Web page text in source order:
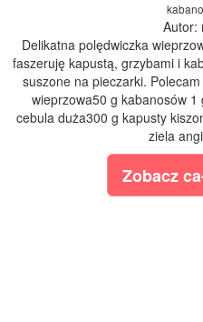
Autor:
Delikatna polędwiczka
faszeruję kapustą, grzybami i
suszone na pieczarki.
wieprzowa50 g kabanosów
cebula duża300 g kapusty
ziela
Zobacz